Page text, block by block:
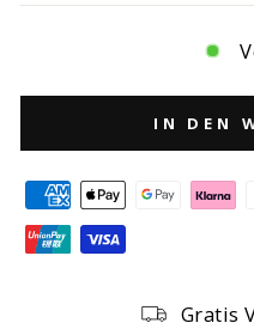
IN DEN
Gratis